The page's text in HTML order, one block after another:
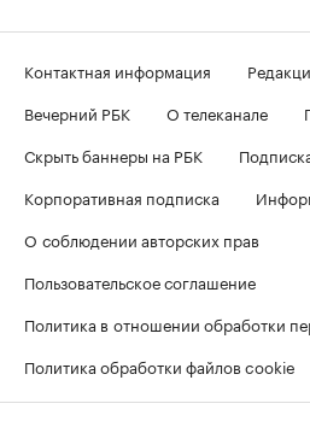
Контактная информация
Вечерний РБК
О телеканале
Скрыть баннеры на РБК
Корпоративная подписка
О соблюдении авторских прав
Пользовательское соглашение
Политика в отношении обработки
Политика обработки файлов cookie